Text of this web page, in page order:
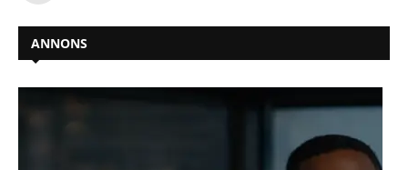
ANNONS